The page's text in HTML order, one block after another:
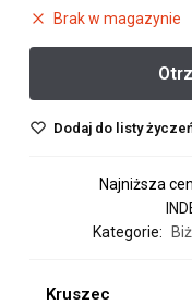
Brak w magazynie
Dodaj do listy
Najniższa
Kategorie:
Kruszec